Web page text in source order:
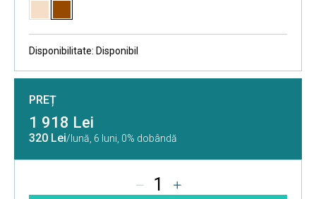
Disponibilitate: Disponibil
PREȚ
1 918 Lei
320 Lei/lună, 6 luni, 0% dobândă
1